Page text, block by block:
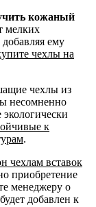
кожаный
мелких
ему
чехлы на
чехлы из
несомненно
к
.
чехлам вставок
приобретение
менеджеру о
добавлен к